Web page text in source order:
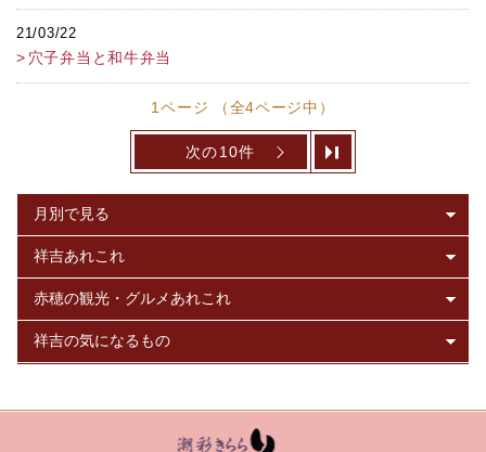
21/03/22
穴子弁当と和牛弁当
1ページ （全4ページ中）
次の10件